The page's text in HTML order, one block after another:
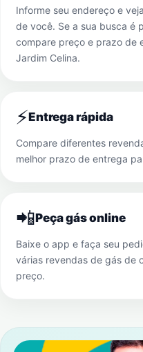
Informe seu endereço e
de você. Se a sua busca é
compare preço e prazo de
Jardim Celina.
⚡Entrega rápida
Compare diferentes
melhor prazo de entrega
📲Peça gás online
Baixe o app e faça seu
várias revendas de gás de
preço.